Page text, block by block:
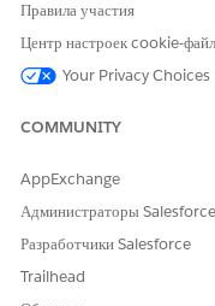
Обновление рецептов
расхода топлива
Настройте рецепты
функций из модели
Добавление панелей
страницы Net Zero
панели мониторинга
Правила участия
Центр настроек cookie-
Your Privacy Choices
COMMUNITY
AppExchange
Администраторы Salesforce
Разработчики Salesforce
Trailhead